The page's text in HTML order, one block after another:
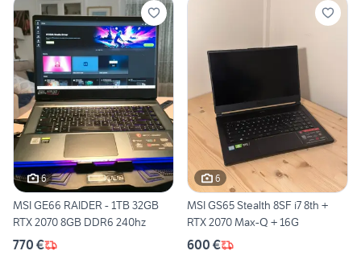
6
MSI GE66 RAIDER - 1TB 32GB
RTX 2070 8GB DDR6 240hz
770 €
6
MSI GS65 Stealth 8SF i7 8th +
RTX 2070 Max-Q + 16G
600 €